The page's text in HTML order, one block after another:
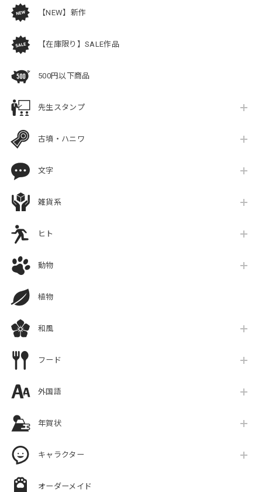
【NEW】新作
【在庫限り】SALE作品
500円以下商品
先生スタンプ
古墳・ハニワ
文字
雑貨系
ヒト
動物
植物
和風
フード
外国語
年賀状
キャラクター
オーダーメイド